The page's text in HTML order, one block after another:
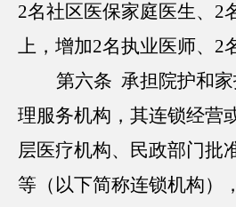
2名社区医保家庭医生、2
上，增加2名执业医师、2
第六条 承担院护和
理服务机构，其连锁经营
层医疗机构、民政部门批
等（以下简称连锁机构）